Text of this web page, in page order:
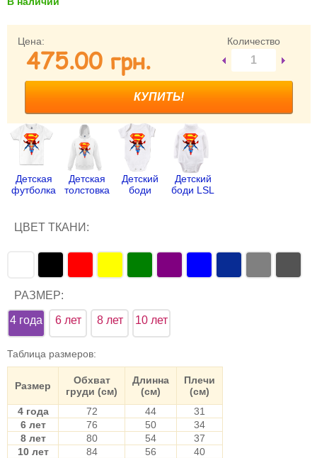
Забыли имя пользователя (логин)?
Регистрация
Цена:
475.00 грн.
Количество
Детская
футболка
Детская
толстовка
Детский
боди
Детский
боди LSL
ЦВЕТ ТКАНИ:
РАЗМЕР:
4 года 6 лет 8 лет 10 лет
Таблица размеров:
Размер
Обхват
груди (см)
Длинна
(см)
Плечи
(см)
4 года
72 44
31
6 лет
76 50
34
8 лет
80 54
37
10 лет
84 56 40